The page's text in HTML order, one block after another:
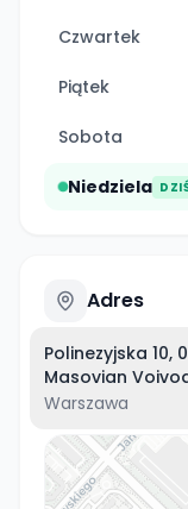
Czwartek
Piątek
Sobota
Niedziela
Adres
Polinezyjska 10,
Masovian
Warszawa